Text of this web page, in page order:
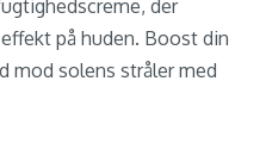
der
på huden. Boost din
mod solens stråler med